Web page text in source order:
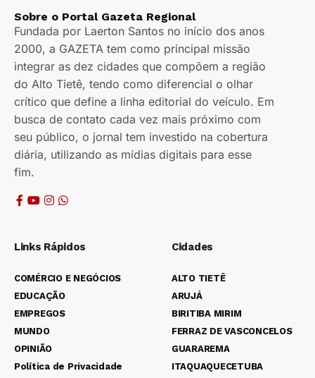
Sobre o Portal Gazeta Regional
Fundada por Laerton Santos no início dos anos
2000, a GAZETA tem como principal missão
integrar as dez cidades que compõem a região
do Alto Tietê, tendo como diferencial o olhar
crítico que define a linha editorial do veículo. Em
busca de contato cada vez mais próximo com
seu público, o jornal tem investido na cobertura
diária, utilizando as mídias digitais para esse
fim.
Links Rápidos
COMÉRCIO E NEGÓCIOS
EDUCAÇÃO
EMPREGOS
MUNDO
OPINIÃO
Política de Privacidade
Cidades
ALTO TIETÊ
ARUJÁ
BIRITIBA MIRIM
FERRAZ DE VASCONCELOS
GUARAREMA
ITAQUAQUECETUBA